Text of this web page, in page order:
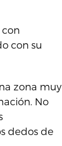
con su
zona muy
No
dedos de